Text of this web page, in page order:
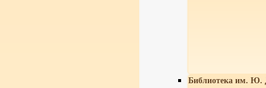
Библиотека им. Ю.